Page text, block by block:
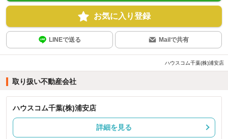
お気に入り登録
LINEで送る Mailで共有
ハウスコム千葉(株)浦安店
取り扱い不動産会社
ハウスコム千葉(株)浦安店
詳細を見る